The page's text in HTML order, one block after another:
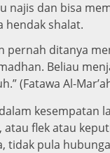
najis dan bisa
hendak shalat.
ditanya
Beliau
(Fatawa Al-
kesempatan
flek atau
pula